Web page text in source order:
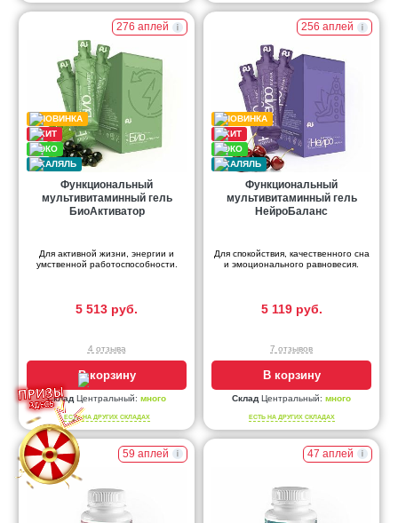
276 аплей
Функциональный
мультивитаминный гель
БиоАктиватор
Для активной жизни, энергии и
умственной работоспособности.
5 513 руб.
4 отзыва
В корзину
Склад Центральный: много
ЕСТЬ НА ДРУГИХ СКЛАДАХ
256 аплей
Функциональный
мультивитаминный гель
НейроБаланс
Для спокойствия, качественного сна
и эмоционального равновесия.
5 119 руб.
7 отзывов
В корзину
Склад Центральный: много
ЕСТЬ НА ДРУГИХ СКЛАДАХ
59 аплей 47 аплей